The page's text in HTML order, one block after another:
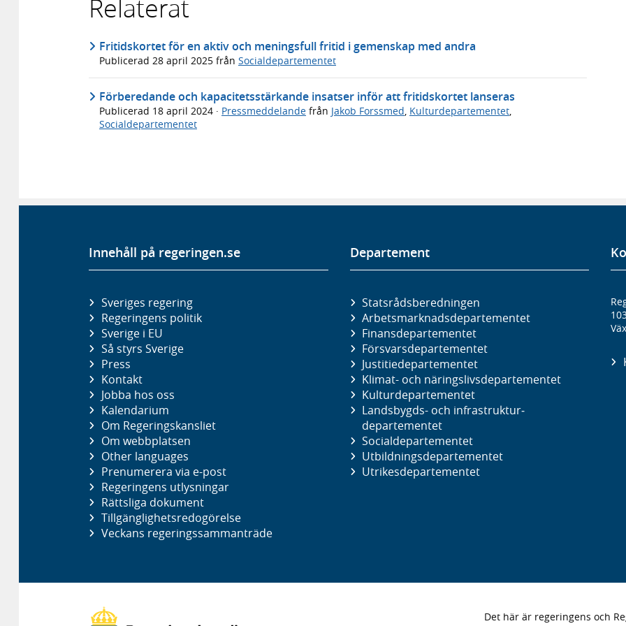
Relaterat
Fritidskortet för en aktiv och meningsfull fritid i gemenskap med andra
Publicerad 28 april 2025 från Socialdepartementet
Förberedande och kapacitetsstärkande insatser inför att fritidskortet lanseras
Publicerad 18 april 2024 · Pressmeddelande från Jakob Forssmed, Kulturdepartementet,
Socialdepartementet
Innehåll på regeringen.se
Sveriges regering
Regeringens politik
Sverige i EU
Så styrs Sverige
Press
Kontakt
Jobba hos oss
Kalendarium
Om Regeringskansliet
Om webbplatsen
Other languages
Prenumerera via e-post
Regeringens utlysningar
Rättsliga dokument
Tillgänglighetsredogörelse
Veckans regeringssammanträde
Departement
Statsrådsberedningen
Arbetsmarknads­departementet
Finans­departementet
Försvars­departementet
Justitie­departementet
Klimat- och näringslivs­departementet
Kultur­departementet
Landsbygds- och infrastruktur­
departementet
Social­departementet
Utbildnings­departementet
Utrikes­departementet
Det här är regeringens och